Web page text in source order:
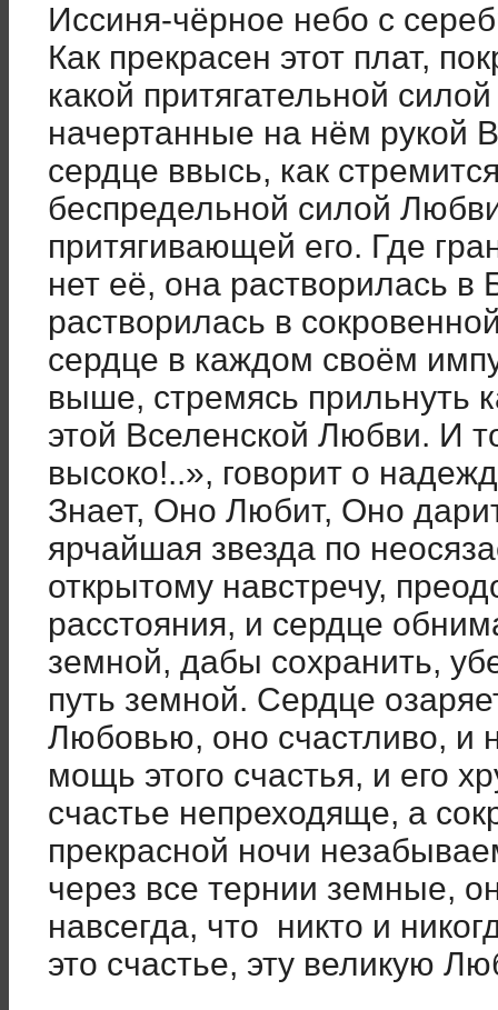
Иссиня-чёрное небо с
Как прекрасен этот плат,
какой притягательной
начертанные на нём рукой
сердце ввысь, как
беспредельной силой
притягивающей его. Где
нет её, она растворилась в
растворилась в
сердце в каждом своём
выше, стремясь прильнуть
этой Вселенской Любви. И
высоко!..», говорит о
Знает, Оно Любит, Оно
ярчайшая звезда по
открытому навстречу,
расстояния, и сердце
земной, дабы сохранить,
путь земной. Сердце
Любовью, оно счастливо, и
мощь этого счастья, и его
счастье непреходяще, а
прекрасной ночи
через все тернии земные,
навсегда, что никто и
это счастье, эту великую